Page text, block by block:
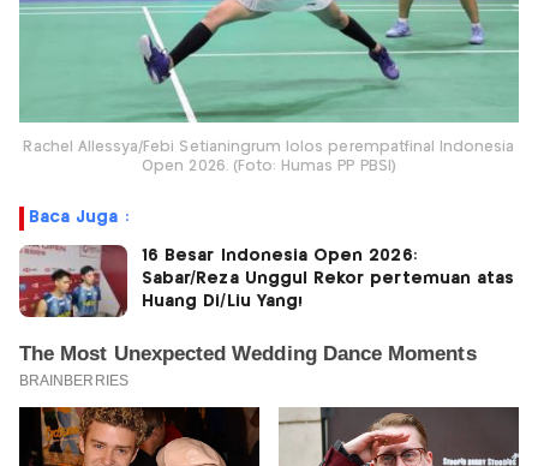
Rachel Allessya/Febi Setianingrum lolos perempatfinal Indonesia
Open 2026. (Foto: Humas PP PBSI)
Baca Juga :
16 Besar Indonesia Open 2026:
Sabar/Reza Unggul Rekor pertemuan atas
Huang Di/Liu Yang!